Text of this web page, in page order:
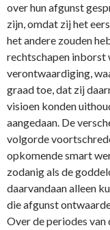
over hun afgunst
zijn, omdat zij het
het andere zouden
rechtschapen inborst
verontwaardiging,
graad toe, dat zij
visioen konden
aangedaan. De
volgorde
opkomende smart
zodanig als de
daarvandaan alleen
die afgunst
Over de periodes